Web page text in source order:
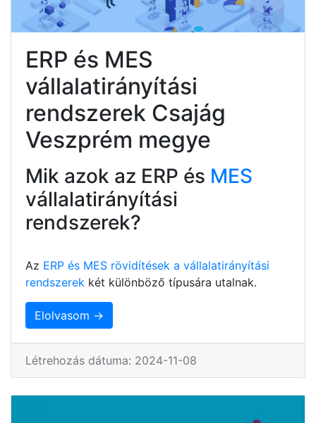
ERP és MES
vállalatirányítási
rendszerek Csajág
Veszprém megye
Mik azok az ERP és MES
vállalatirányítási
rendszerek?
Az ERP és MES rövidítések a vállalatirányítási
rendszerek két különböző típusára utalnak.
Elolvasom →
Létrehozás dátuma: 2024-11-08